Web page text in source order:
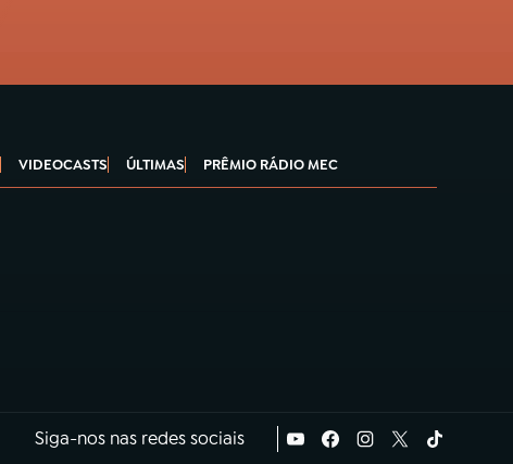
VIDEOCASTS ÚLTIMAS PRÊMIO RÁDIO MEC
Siga-nos nas redes sociais